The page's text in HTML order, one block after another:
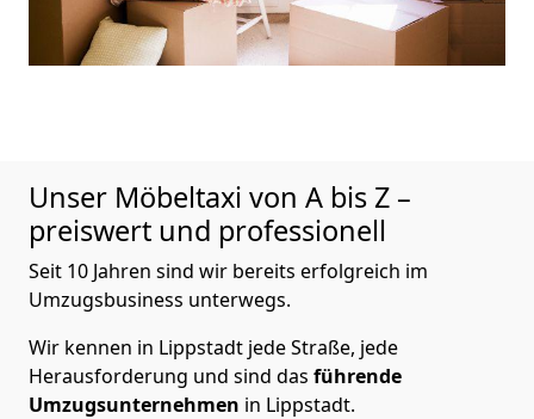
Unser Möbeltaxi von A bis Z –
preiswert und professionell
Seit 10 Jahren sind wir bereits erfolgreich im
Umzugsbusiness unterwegs.
Wir kennen in Lippstadt jede Straße, jede
Herausforderung und sind das führende
Umzugsunternehmen in Lippstadt.